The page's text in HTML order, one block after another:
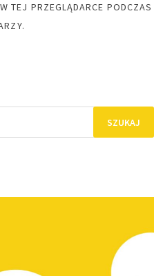
TEJ PRZEGLĄDARCE PODCZAS